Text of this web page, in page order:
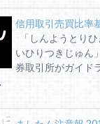
信用取引売買比率
「しんようとり
いひりつきじゅん
券取引所がガイド